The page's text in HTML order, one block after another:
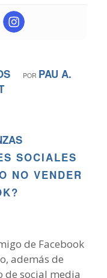
POR PAU A.
SOCIALES
NO VENDER
de Facebook
además de
de social media